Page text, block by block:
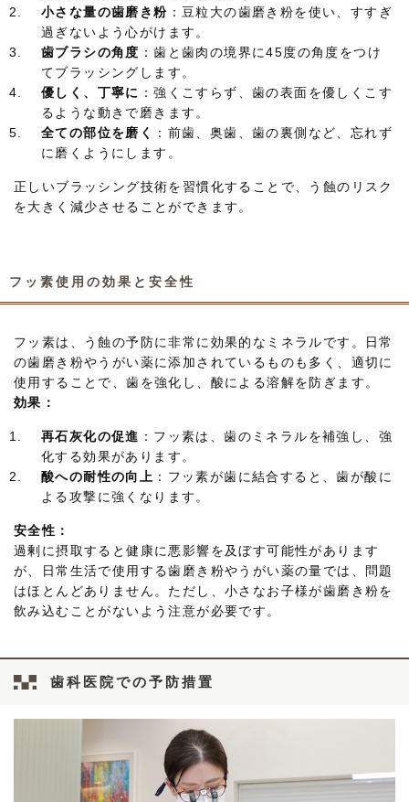
小さな量の歯磨き粉 ：豆粒大の歯磨き粉を使い、すすぎ
過ぎないよう心がけます。
歯ブラシの角度 ：歯と歯肉の境界に45度の角度をつけ
てブラッシングします。
優しく、丁寧に ：強くこすらず、歯の表面を優しくこす
るような動きで磨きます。
全ての部位を磨く
：前歯、奥歯、歯の裏側など、忘れず
に磨くようにします。
正しいブラッシング技術を習慣化することで、う蝕のリスク
を大きく減少させることができます。
フッ素使用の効果と安全性
フッ素は、う蝕の予防に非常に効果的なミネラルです。日常
の歯磨き粉やうがい薬に添加されているものも多く、適切に
使用することで、歯を強化し、酸による溶解を防ぎます。
効果：
再石灰化の促進 ：フッ素は、歯のミネラルを補強し、強
化する効果があります。
酸への耐性の向上 ：フッ素が歯に結合すると、歯が酸に
よる攻撃に強くなります。
安全性：
過剰に摂取すると健康に悪影響を及ぼす可能性があります
が、日常生活で使用する歯磨き粉やうがい薬の量では、問題
はほとんどありません。ただし、小さなお子様が歯磨き粉を
飲み込むことがないよう注意が必要です。
歯科医院での予防措置